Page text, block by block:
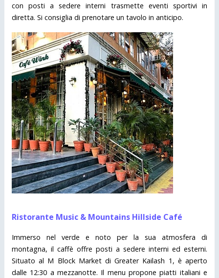
con posti a sedere interni trasmette eventi sportivi in
diretta. Si consiglia di prenotare un tavolo in anticipo.
Ristorante Music & Mountains Hillside Café
Immerso nel verde e noto per la sua atmosfera di
montagna, il caffè offre posti a sedere interni ed esterni.
Situato al M Block Market di Greater Kailash 1, è aperto
dalle 12:30 a mezzanotte. Il menu propone piatti italiani e